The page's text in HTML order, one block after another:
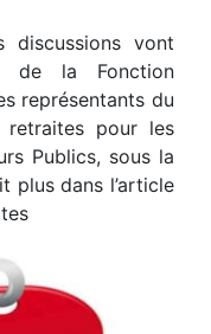
discussions vont
de la Fonction
représentants du
retraites pour les
Publics, sous la
plus dans l’article